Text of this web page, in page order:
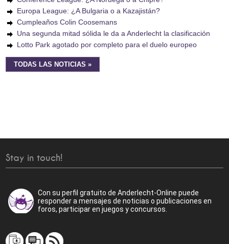
Europa League: ¿A Bulgaria o a Kazajistán?
Cumpleaños Colin Coosemans
Una segunda mitad sólida le da a Anderlecht la clasificación
Lotto Park agotado por completo para el duelo europeo
TODAS LAS NOTICIAS »
Stay in touch!
Con su perfil gratuito de Anderlecht-Online puede
responder a mensajes de noticias o publicaciones en
foros, participar en juegos y concursos.